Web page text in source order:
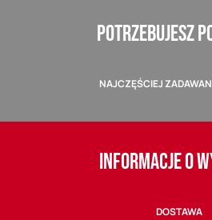
POTRZEBUJESZ
NAJCZĘŚCIEJ
INFORMACJE O
DOSTAWA